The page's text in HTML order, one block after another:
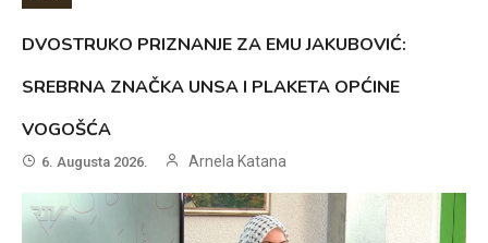
DVOSTRUKO PRIZNANJE ZA EMU JAKUBOVIĆ:
SREBRNA ZNAČKA UNSA I PLAKETA OPĆINE
VOGOŠĆA
6. Augusta 2026. Arnela Katana